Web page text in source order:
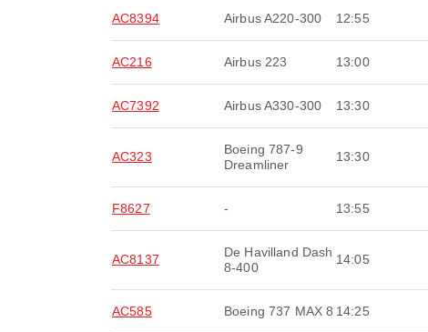
AC8394 Airbus A220-300 12:55
AC216 Airbus 223 13:00
AC7392 Airbus A330-300 13:30
AC323
Boeing 787-9
Dreamliner
13:30
F8627 - 13:55
AC8137
De Havilland Dash
8-400
14:05
AC585 Boeing 737 MAX 8 14:25